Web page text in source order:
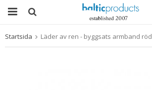
Startsida Läder av ren - byggsats armband röd